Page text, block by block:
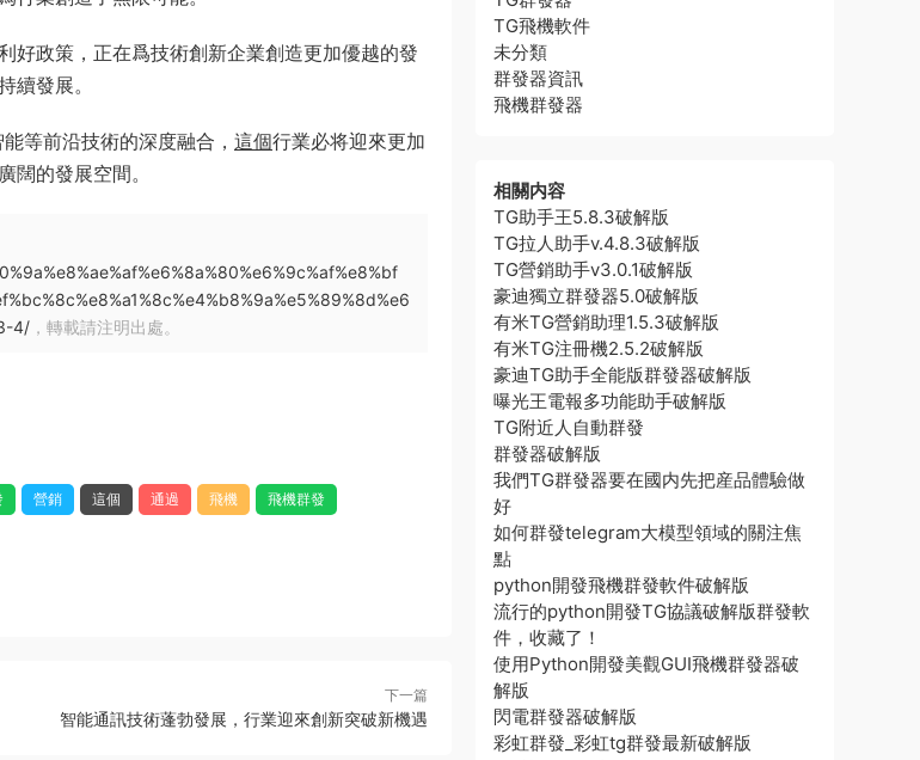
好政策，正在爲技術創新企業創造更加優越的發
續發展。
等前沿技術的深度融合， 這個行業必将迎來更加
闊的發展空間。
4/ ，轉載請注明出處。
營銷 這個 通過 飛機
飛機群發
下一篇
智能通訊技術蓬勃發展，行業迎來創新突破新機遇
TG飛機軟件
未分類
群發器資訊
飛機群發器
相關内容
TG助手王5.8.3破解版
TG拉人助手v.4.8.3破解版
TG營銷助手v3.0.1破解版
豪迪獨立群發器5.0破解版
有米TG營銷助理1.5.3破解版
有米TG注冊機2.5.2破解版
豪迪TG助手全能版群發器破解版
曝光王電報多功能助手破解版
TG附近人自動群發
群發器破解版
我們TG群發器要在國内先把産品體驗做
好
如何群發telegram大模型領域的關注焦
點
python開發飛機群發軟件破解版
流行的python開發TG協議破解版群發軟
件，收藏了！
使用Python開發美觀GUI飛機群發器破
解版
閃電群發器破解版
彩虹群發_彩虹tg群發最新破解版